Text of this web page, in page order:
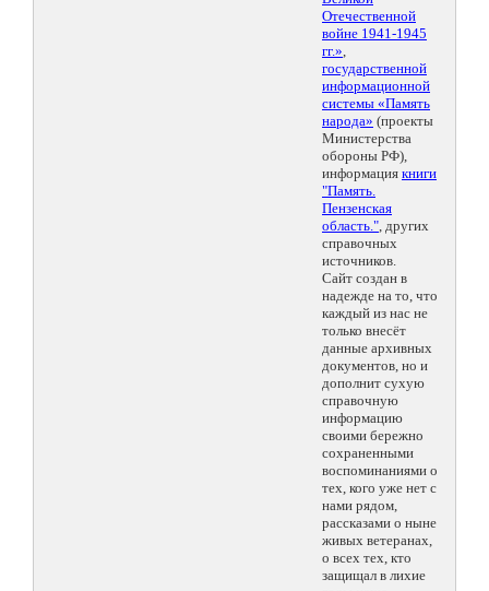
Отечественной
войне 1941-1945
гг.»,
государственной
информационной
системы «Память
народа» (проекты
Министерства
обороны РФ),
информация книги
"Память.
Пензенская
область.", других
справочных
источников.
Сайт создан в
надежде на то, что
каждый из нас не
только внесёт
данные архивных
документов, но и
дополнит сухую
справочную
информацию
своими бережно
сохраненными
воспоминаниями о
тех, кого уже нет с
нами рядом,
рассказами о ныне
живых ветеранах,
о всех тех, кто
защищал в лихие